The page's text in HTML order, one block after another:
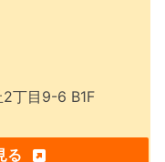
丁目9-6 B1F
る